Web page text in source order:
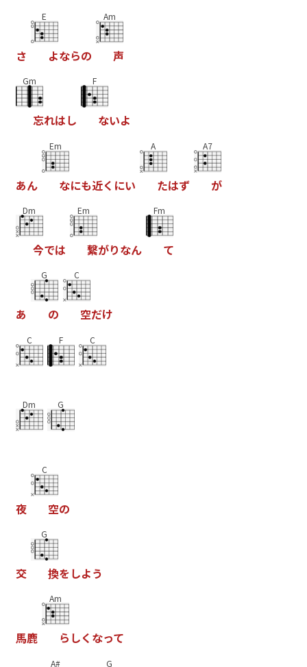
さ
E
よならの
Am
声
Gm
忘れはし
F
ないよ
あん
Em
なにも近く にい
A
たはず
A7
が
Dm
今では
Em
繋がりなん
Fm
て
あ
G
の
C
空だけ
C F C
Dm G
夜
C
空の
交
G
換をしよう
馬鹿
Am
ら しく なって
A# G